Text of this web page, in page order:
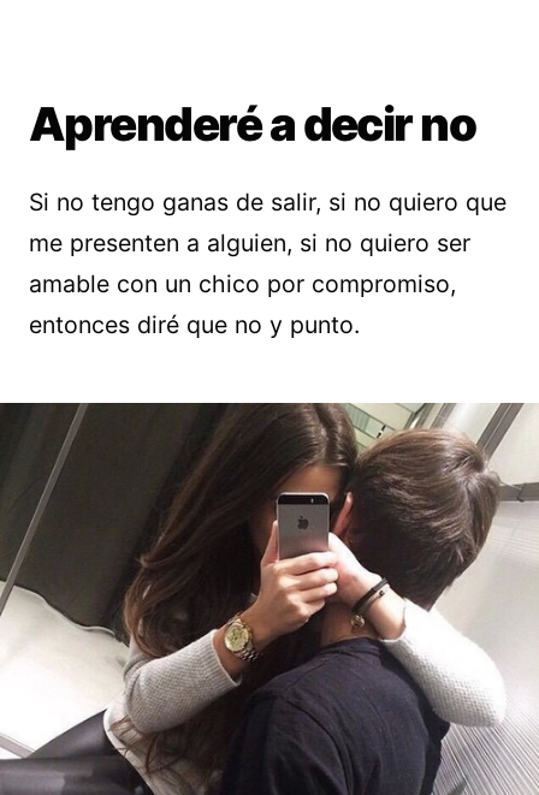
Aprenderé a decir no
Si no tengo ganas de salir, si no quiero que
me presenten a alguien, si no quiero ser
amable con un chico por compromiso,
entonces diré que no y punto.